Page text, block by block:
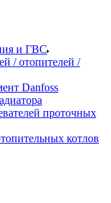
и ГВС
/ отопителей /
Danfoss
проточных
котлов